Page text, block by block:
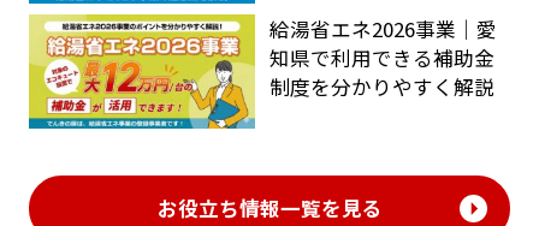
給湯省エネ2026事業｜愛
知県で利用できる補助金
制度を分かりやすく解説
お役立ち情報一覧を見る